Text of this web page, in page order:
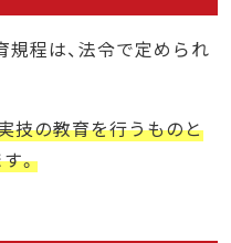
程は、法令で定められ
技の教育を行うものと
。